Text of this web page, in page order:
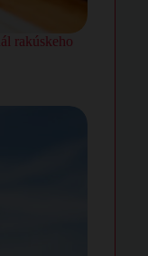
rakúskeho